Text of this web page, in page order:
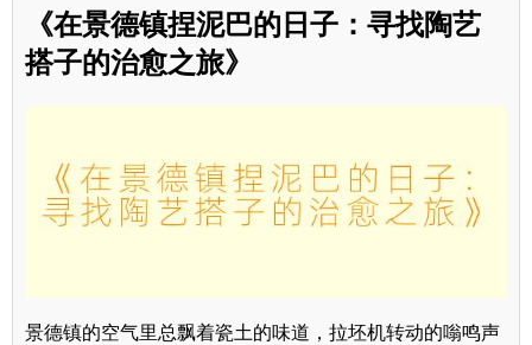
《在景德镇捏泥巴的日子：寻找陶艺
搭子的治愈之旅》
景德镇的空气里总飘着瓷土的味道，拉坯机转动的嗡鸣声